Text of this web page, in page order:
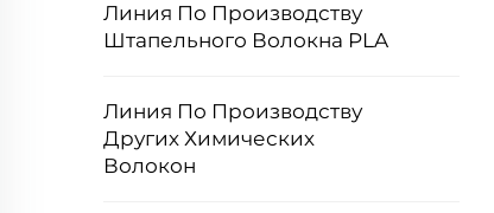
Линия По Производству
Штапельного Волокна PLA
Линия По Производству
Других Химических
Волокон